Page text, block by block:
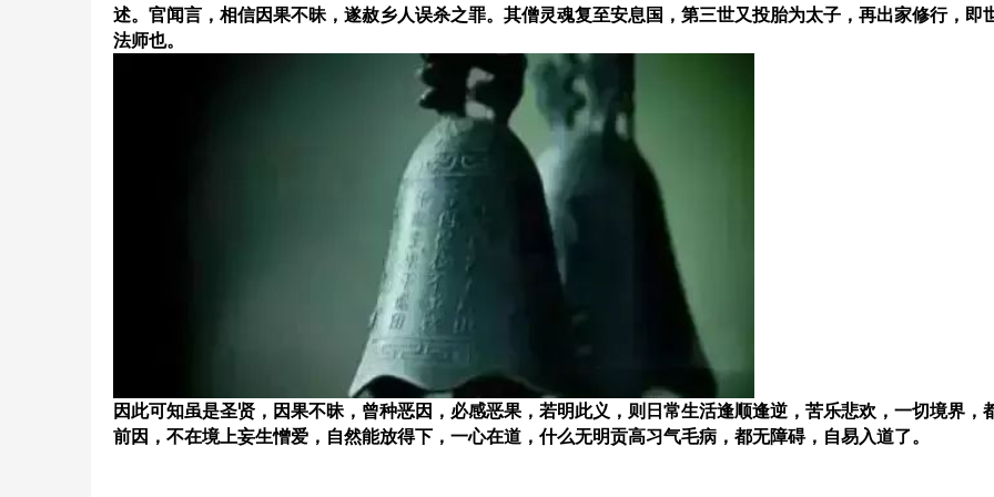
述。官闻言，相信因果不昧，遂赦乡人误杀之罪。其僧灵魂复至安息国，第三世又投胎为太子，再出家修行，即
法师也。
因此可知虽是圣贤，因果不昧，曾种恶因，必感恶果，若明此义，则日常生活逢顺逢逆，苦乐悲欢，一切境界，
前因，不在境上妄生憎爱，自然能放得下，一心在道，什么无明贡高习气毛病，都无障碍，自易入道了。